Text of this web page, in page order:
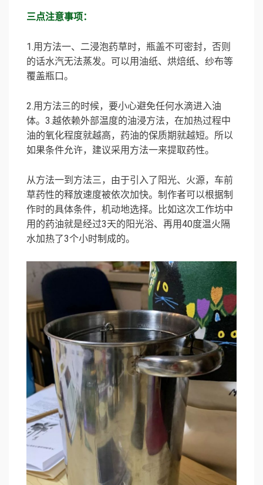
三点注意事项：
1.用方法一、二浸泡药草时，瓶盖不可密封，否则
的话水汽无法蒸发。可以用油纸、烘焙纸、纱布等
覆盖瓶口。
2.用方法三的时候，要小心避免任何水滴进入油
体。3.越依赖外部温度的油浸方法，在加热过程中
油的氧化程度就越高，药油的保质期就越短。所以
如果条件允许，建议采用方法一来提取药性。
从方法一到方法三，由于引入了阳光、火源，车前
草药性的释放速度被依次加快。制作者可以根据制
作时的具体条件，机动地选择。比如这次工作坊中
用的药油就是经过3天的阳光浴、再用40度温火隔
水加热了3个小时制成的。